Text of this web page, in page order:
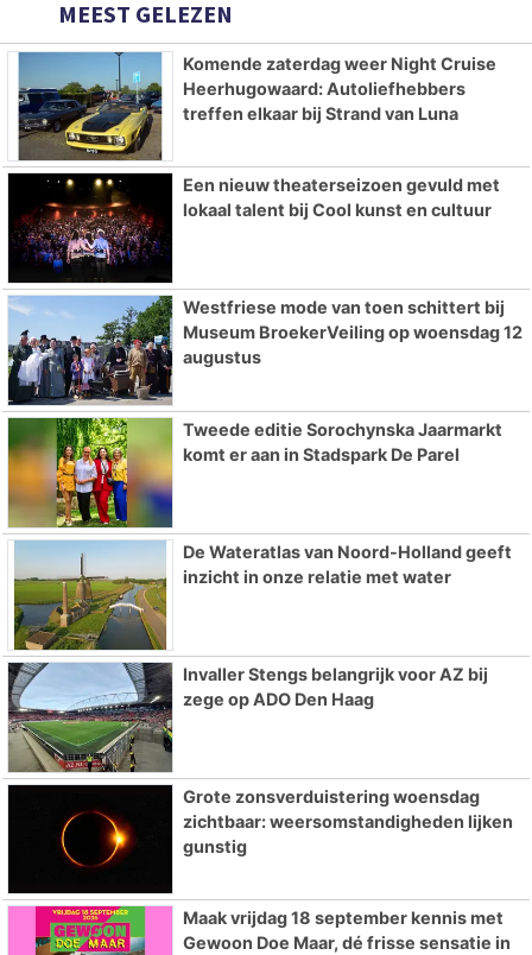
MEEST GELEZEN
Komende zaterdag weer Night Cruise
Heerhugowaard: Autoliefhebbers
treffen elkaar bij Strand van Luna
Een nieuw theaterseizoen gevuld met
lokaal talent bij Cool kunst en cultuur
Westfriese mode van toen schittert bij
Museum BroekerVeiling op woensdag 12
augustus
Tweede editie Sorochynska Jaarmarkt
komt er aan in Stadspark De Parel
De Wateratlas van Noord-Holland geeft
inzicht in onze relatie met water
Invaller Stengs belangrijk voor AZ bij
zege op ADO Den Haag
Grote zonsverduistering woensdag
zichtbaar: weersomstandigheden lijken
gunstig
Maak vrijdag 18 september kennis met
Gewoon Doe Maar, dé frisse sensatie in